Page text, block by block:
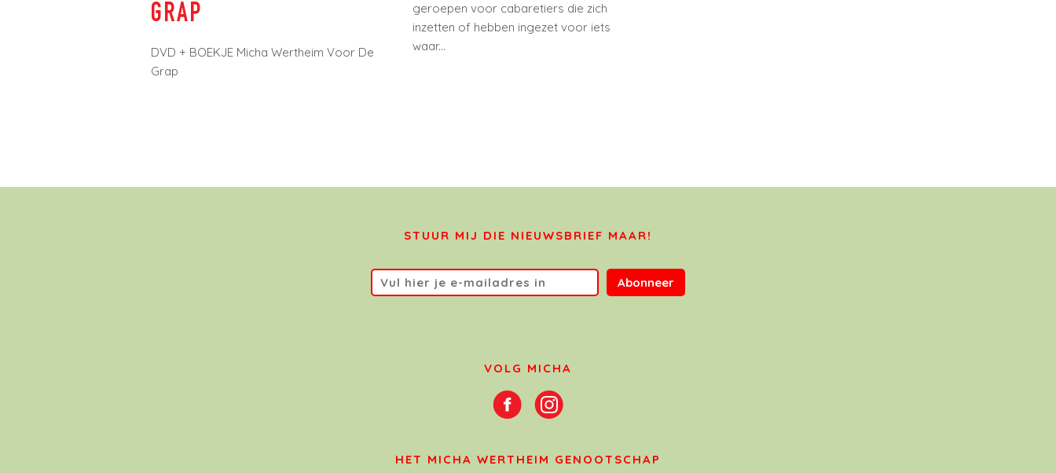
GRAP
DVD + BOEKJE Micha Wertheim Voor De
Grap
geroepen voor cabaretiers die zich
inzetten of hebben ingezet voor iets
waar...
STUUR MIJ DIE NIEUWSBRIEF MAAR!
Abonneer
VOLG MICHA
HET MICHA WERTHEIM GENOOTSCHAP